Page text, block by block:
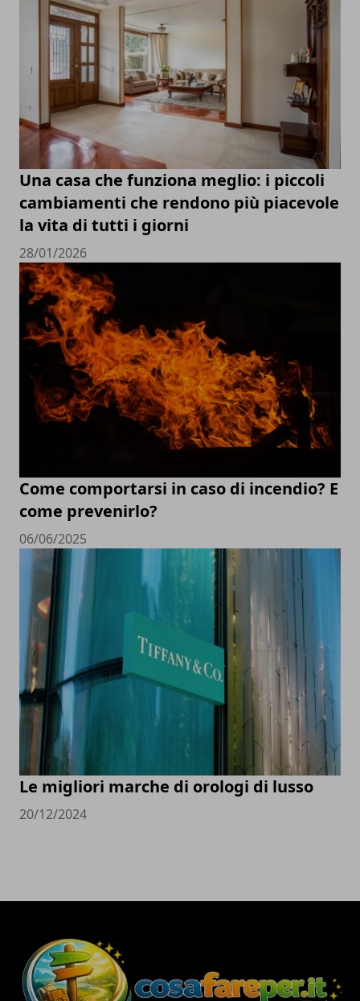
Una casa che funziona meglio: i piccoli
cambiamenti che rendono più piacevole
la vita di tutti i giorni
28/01/2026
Come comportarsi in caso di incendio? E
come prevenirlo?
06/06/2025
Le migliori marche di orologi di lusso
20/12/2024